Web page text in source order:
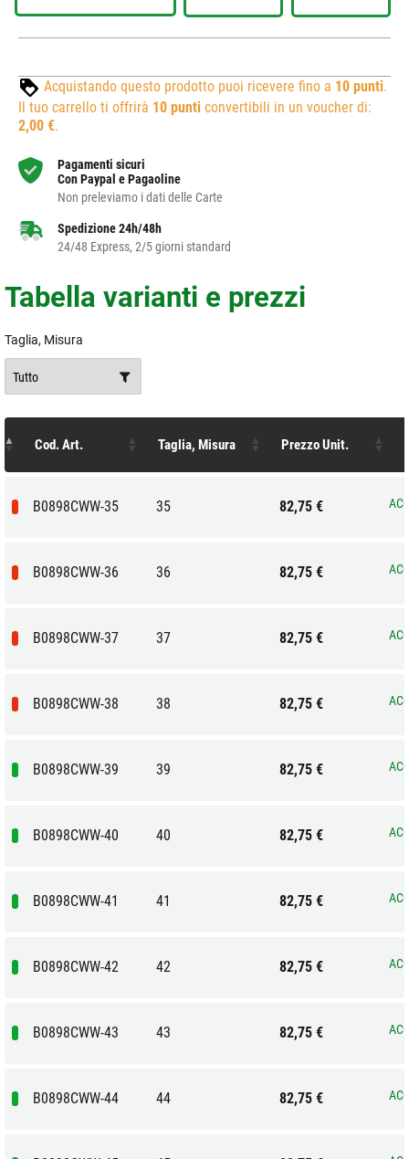
Acquistando questo prodotto puoi ricevere fino a 10 punti.
Il tuo carrello ti offrirà 10 punti convertibili in un voucher di:
2,00 €.
Pagamenti sicuri
Con Paypal e Pagaoline
Non preleviamo i dati delle Carte
Spedizione 24h/48h
24/48 Express, 2/5 giorni standard
Tabella varianti e prezzi
Taglia, Misura
Cod. Art. Taglia, Misura Prezzo Unit.
B0898CWW-35 35 82,75 €
B0898CWW-36 36 82,75 €
B0898CWW-37 37 82,75 €
B0898CWW-38 38 82,75 €
B0898CWW-39 39 82,75 €
B0898CWW-40 40 82,75 €
B0898CWW-41 41 82,75 €
B0898CWW-42 42 82,75 €
B0898CWW-43 43 82,75 €
B0898CWW-44 44 82,75 €